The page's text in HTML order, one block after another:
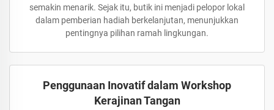
semakin menarik. Sejak itu, butik ini menjadi pelopor lokal
dalam pemberian hadiah berkelanjutan, menunjukkan
pentingnya pilihan ramah lingkungan.
Penggunaan Inovatif dalam Workshop
Kerajinan Tangan